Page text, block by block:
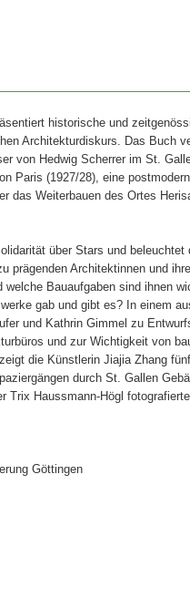
historische und
Architekturdiskurs. Das Buch
von Hedwig Scherrer im St.
Paris (1927/28), eine
das Weiterbauen des Ortes
über Stars und beleuchtet
prägenden Architektinnen und
welche Bauaufgaben sind ihnen
gab und gibt es? In einem
und Kathrin Gimmel zu
und zur Wichtigkeit von
die Künstlerin Jiajia Zhang
durch St. Gallen
Trix Haussmann-Högl
Göttingen